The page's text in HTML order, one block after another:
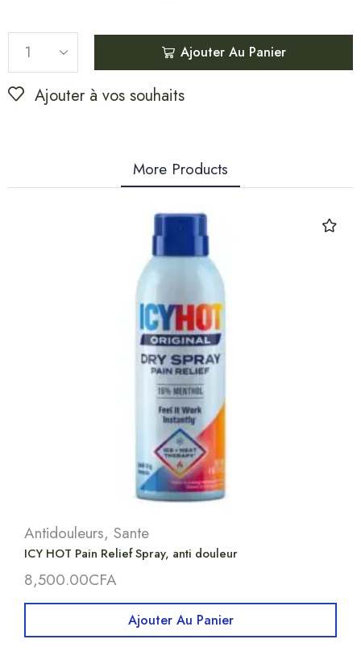
Ajouter Au Panier
Ajouter à vos souhaits
More Products
Antidouleurs, Sante
ICY HOT Pain Relief Spray, anti douleur
8,500.00CFA
Ajouter Au Panier